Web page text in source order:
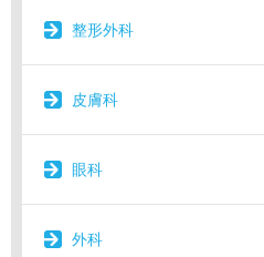
整形外科
皮膚科
眼科
外科